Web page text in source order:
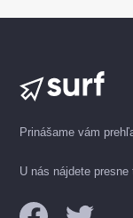
Prinášame vám
U nás nájdete